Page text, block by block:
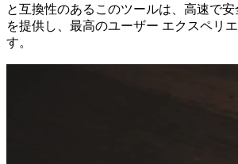
と互換性のあるこのツールは、高速で
を提供し、最高のユーザー エクスペリ
す。